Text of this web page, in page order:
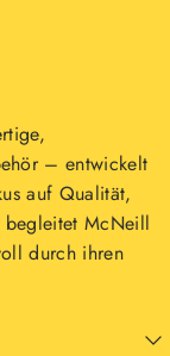
– entwickelt
auf Qualität,
begleitet McNeill
durch ihren